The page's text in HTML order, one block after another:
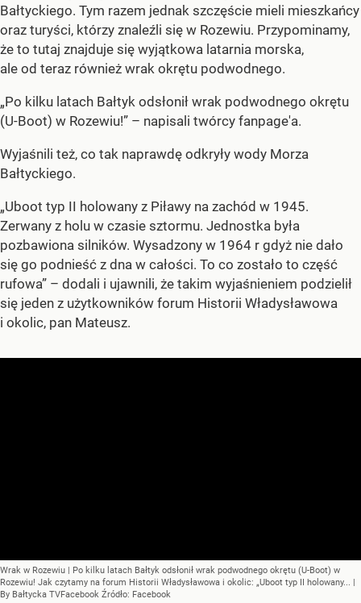
Bałtyckiego. Tym razem jednak szczęście mieli mieszkańcy
oraz turyści, którzy znaleźli się w Rozewiu. Przypominamy,
że to tutaj znajduje się wyjątkowa latarnia morska,
ale od teraz również wrak okrętu podwodnego.
„Po kilku latach Bałtyk odsłonił wrak podwodnego okrętu
(U-Boot) w Rozewiu!” – napisali twórcy fanpage'a.
Wyjaśnili też, co tak naprawdę odkryły wody Morza
Bałtyckiego.
„Uboot typ II holowany z Piławy na zachód w 1945.
Zerwany z holu w czasie sztormu. Jednostka była
pozbawiona silników. Wysadzony w 1964 r gdyż nie dało
się go podnieść z dna w całości. To co zostało to część
rufowa” – dodali i ujawnili, że takim wyjaśnieniem podzielił
się jeden z użytkowników forum Historii Władysławowa
i okolic, pan Mateusz.
Wrak w Rozewiu | Po kilku latach Bałtyk odsłonił wrak podwodnego okrętu (U-Boot) w
Rozewiu! Jak czytamy na forum Historii Władysławowa i okolic: „Uboot typ II holowany... |
By Bałtycka TVFacebook Źródło: Facebook